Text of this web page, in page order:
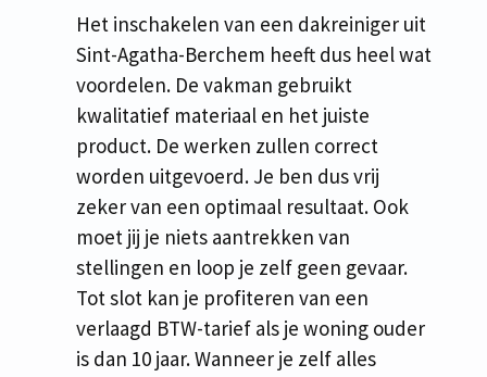
Het inschakelen van een dakreiniger uit
Sint-Agatha-Berchem heeft dus heel wat
voordelen. De vakman gebruikt
kwalitatief materiaal en het juiste
product. De werken zullen correct
worden uitgevoerd. Je ben dus vrij
zeker van een optimaal resultaat. Ook
moet jij je niets aantrekken van
stellingen en loop je zelf geen gevaar.
Tot slot kan je profiteren van een
verlaagd BTW-tarief als je woning ouder
is dan 10 jaar. Wanneer je zelf alles